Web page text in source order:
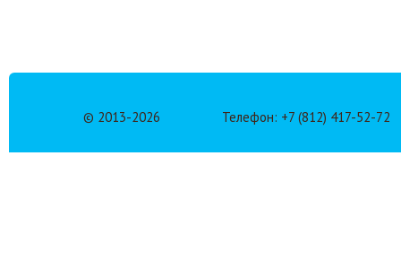
© 2013-2026 Телефон: +7 (812) 417-52-72